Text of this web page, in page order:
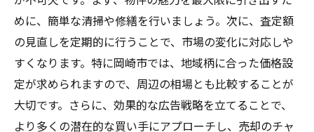
めに、簡単な清掃や修繕を行いましょう。次に、査定額
の見直しを定期的に行うことで、市場の変化に対応しや
すくなります。特に岡崎市では、地域柄に合った価格設
定が求められますので、周辺の相場とも比較することが
大切です。さらに、効果的な広告戦略を立てることで、
より多くの潜在的な買い手にアプローチし、売却のチャ